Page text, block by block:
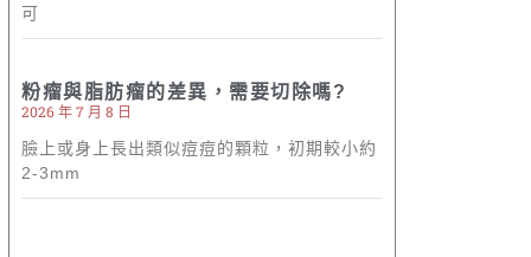
可
粉瘤與脂肪瘤的差異，需要切除嗎?
2026 年 7 月 8 日
臉上或身上長出類似痘痘的顆粒，初期較小約
2-3mm